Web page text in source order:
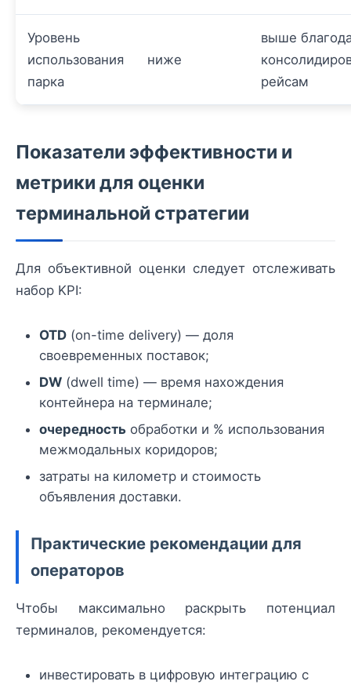
Уровень
использования
парка
ниже
выше
рейсам
Показатели эффективности и
метрики для оценки
терминальной стратегии
Для объективной оценки следует отслеживать
набор KPI:
OTD (on-time delivery) — доля
своевременных поставок;
DW (dwell time) — время нахождения
контейнера на терминале;
очередность обработки и % использования
межмодальных коридоров;
затраты на километр и стоимость
объявления доставки.
Практические рекомендации для
операторов
Чтобы максимально раскрыть потенциал
терминалов, рекомендуется:
инвестировать в цифровую интеграцию с